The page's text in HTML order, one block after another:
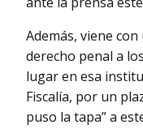
Además, viene
derecho penal a
lugar en esa
Fiscalía, por un
puso la tapa” a